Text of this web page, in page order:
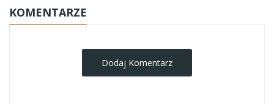
KOMENTARZE
Dodaj Komentarz